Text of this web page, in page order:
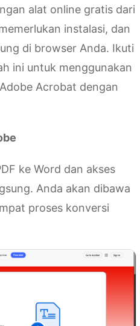
alat online gratis dari
instalasi, dan
di browser Anda. Ikuti
ini untuk menggunakan
Acrobat dengan
ke Word dan akses
Anda akan dibawa
proses konversi